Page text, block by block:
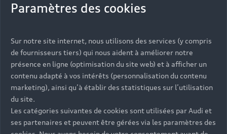
Paramètres des cookies
Sur notre site internet, nous utilisons des services (y compris
de fournisseurs tiers) qui nous aident à améliorer notre
présence en ligne (optimisation du site web) et à afficher un
contenu adapté à vos intérêts (personnalisation du contenu
marketing), ainsi qu’à établir des statistiques sur l’utilisation
du site.
Les catégories suivantes de cookies sont utilisées par Audi et
ses partenaires et peuvent être gérées via les paramètres des
en toute simplicité
avec Audi rent